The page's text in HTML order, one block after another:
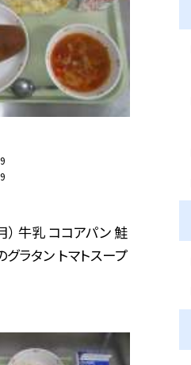
） 牛乳 ココアパン 鮭
グラタン トマトスープ